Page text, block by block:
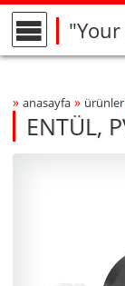
» anasayfa » ürünler
ENTÜL,
N7700
N7700